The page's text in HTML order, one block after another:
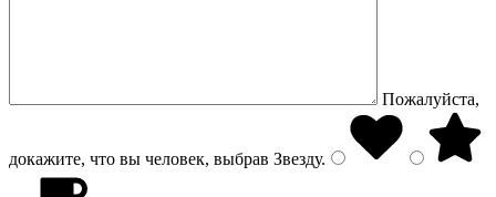
Пожалуйста,
докажите, что вы человек, выбрав Звезду.